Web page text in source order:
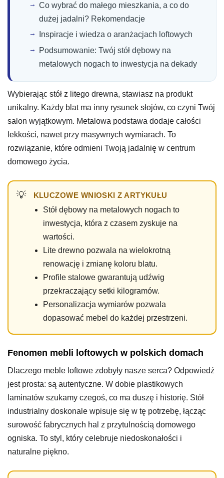
Co wybrać do małego mieszkania, a co do
dużej jadalni? Rekomendacje
Inspiracje i wiedza o aranżacjach loftowych
Podsumowanie: Twój stół dębowy na
metalowych nogach to inwestycja na dekady
Wybierając stół z litego drewna, stawiasz na produkt
unikalny. Każdy blat ma inny rysunek słojów, co czyni Twój
salon wyjątkowym. Metalowa podstawa dodaje całości
lekkości, nawet przy masywnych wymiarach. To
rozwiązanie, które odmieni Twoją jadalnię w centrum
domowego życia.
KLUCZOWE WNIOSKI Z ARTYKUŁU
Stół dębowy na metalowych nogach to
inwestycja, która z czasem zyskuje na
wartości.
Lite drewno pozwala na wielokrotną
renowację i zmianę koloru blatu.
Profile stalowe gwarantują udźwig
przekraczający setki kilogramów.
Personalizacja wymiarów pozwala
dopasować mebel do każdej przestrzeni.
Fenomen mebli loftowych w polskich domach
Dlaczego meble loftowe zdobyły nasze serca? Odpowiedź
jest prosta: są autentyczne. W dobie plastikowych
laminatów szukamy czegoś, co ma duszę i historię. Stół
industrialny doskonale wpisuje się w tę potrzebę, łącząc
surowość fabrycznych hal z przytulnością domowego
ogniska. To styl, który celebruje niedoskonałości i
naturalne piękno.